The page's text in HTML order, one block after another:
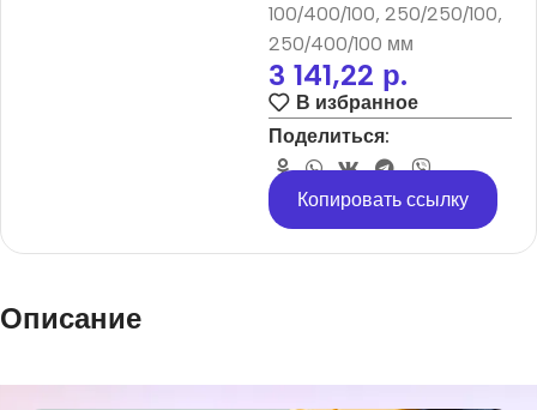
100/400/100, 250/250/100,
250/400/100 мм
3 141,22 р.
В избранное
Поделиться:
Копировать ссылку
Описание